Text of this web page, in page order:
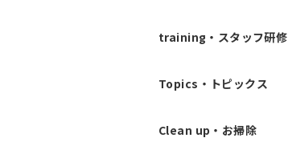
training・スタッフ研修
Topics・トピックス
Clean up・お掃除